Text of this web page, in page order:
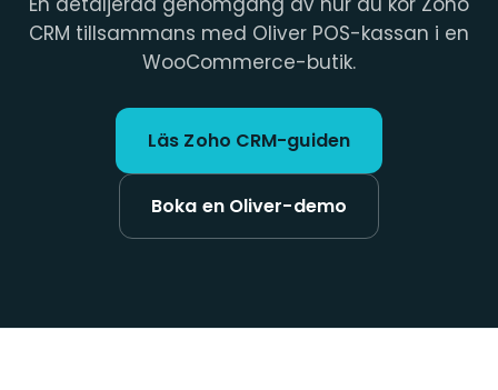
CRM tillsammans med Oliver POS-kassan i en
WooCommerce-butik.
Läs Zoho CRM-guiden
Boka en Oliver-demo